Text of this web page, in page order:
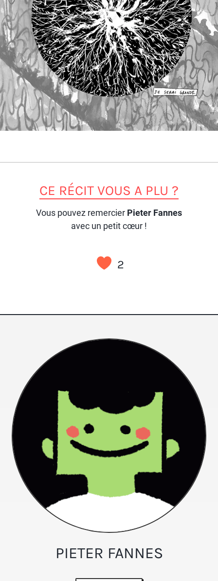
CE RÉCIT VOUS A PLU ?
Vous pouvez remercier Pieter Fannes
avec un petit cœur !
2
PIETER FANNES